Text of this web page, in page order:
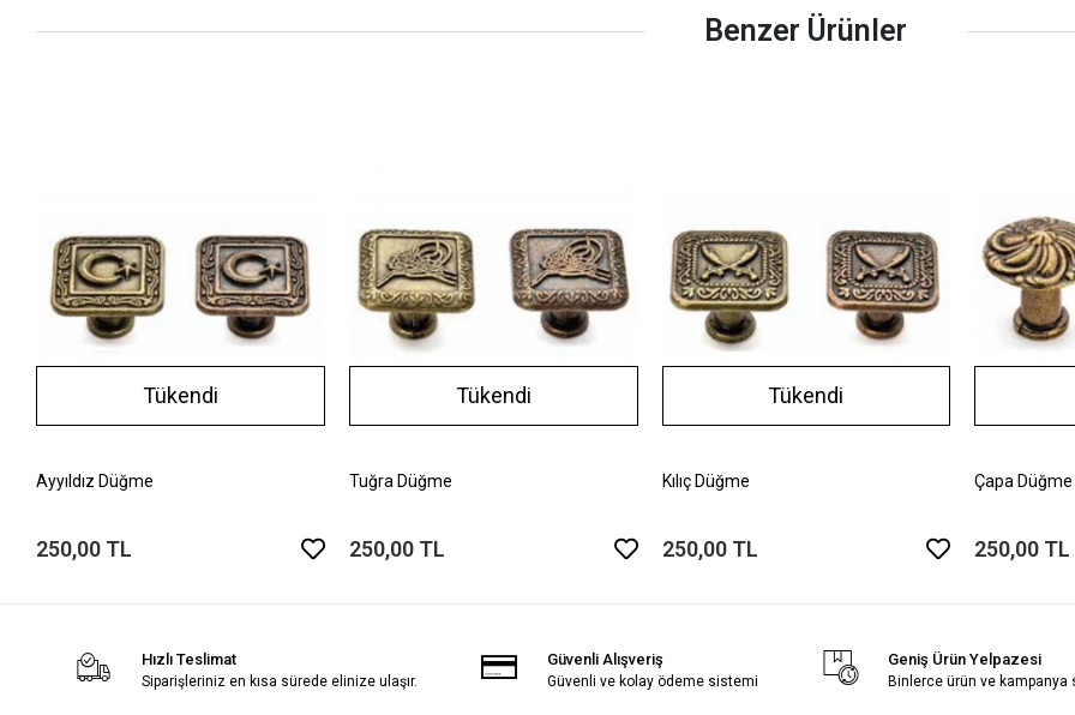
Benzer Ürünler
Tükendi
Ayyıldız Düğme
250,00 TL
Tükendi
Tuğra Düğme
250,00 TL
Tükendi
Kılıç Düğme
250,00 TL
Çapa Düğme
250,00 TL
Hızlı Teslimat
Siparişleriniz en kısa sürede elinize ulaşır.
Güvenli Alışveriş
Güvenli ve kolay ödeme sistemi
Geniş Ürün Yelpazesi
Binlerce ürün ve kampanya